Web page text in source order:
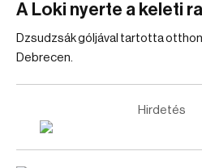
A Loki nyerte a keleti
Dzsudzsák góljával tartotta
Debrecen.
Hirdetés